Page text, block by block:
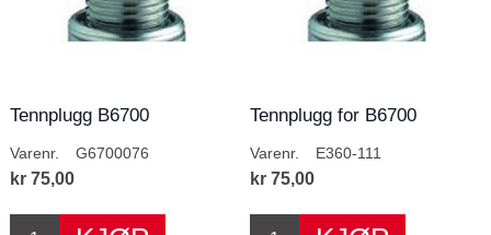
Tennplugg B6700
Varenr. G6700076
kr 75,00
Tennplugg for B6700
Varenr. E360-111
kr 75,00